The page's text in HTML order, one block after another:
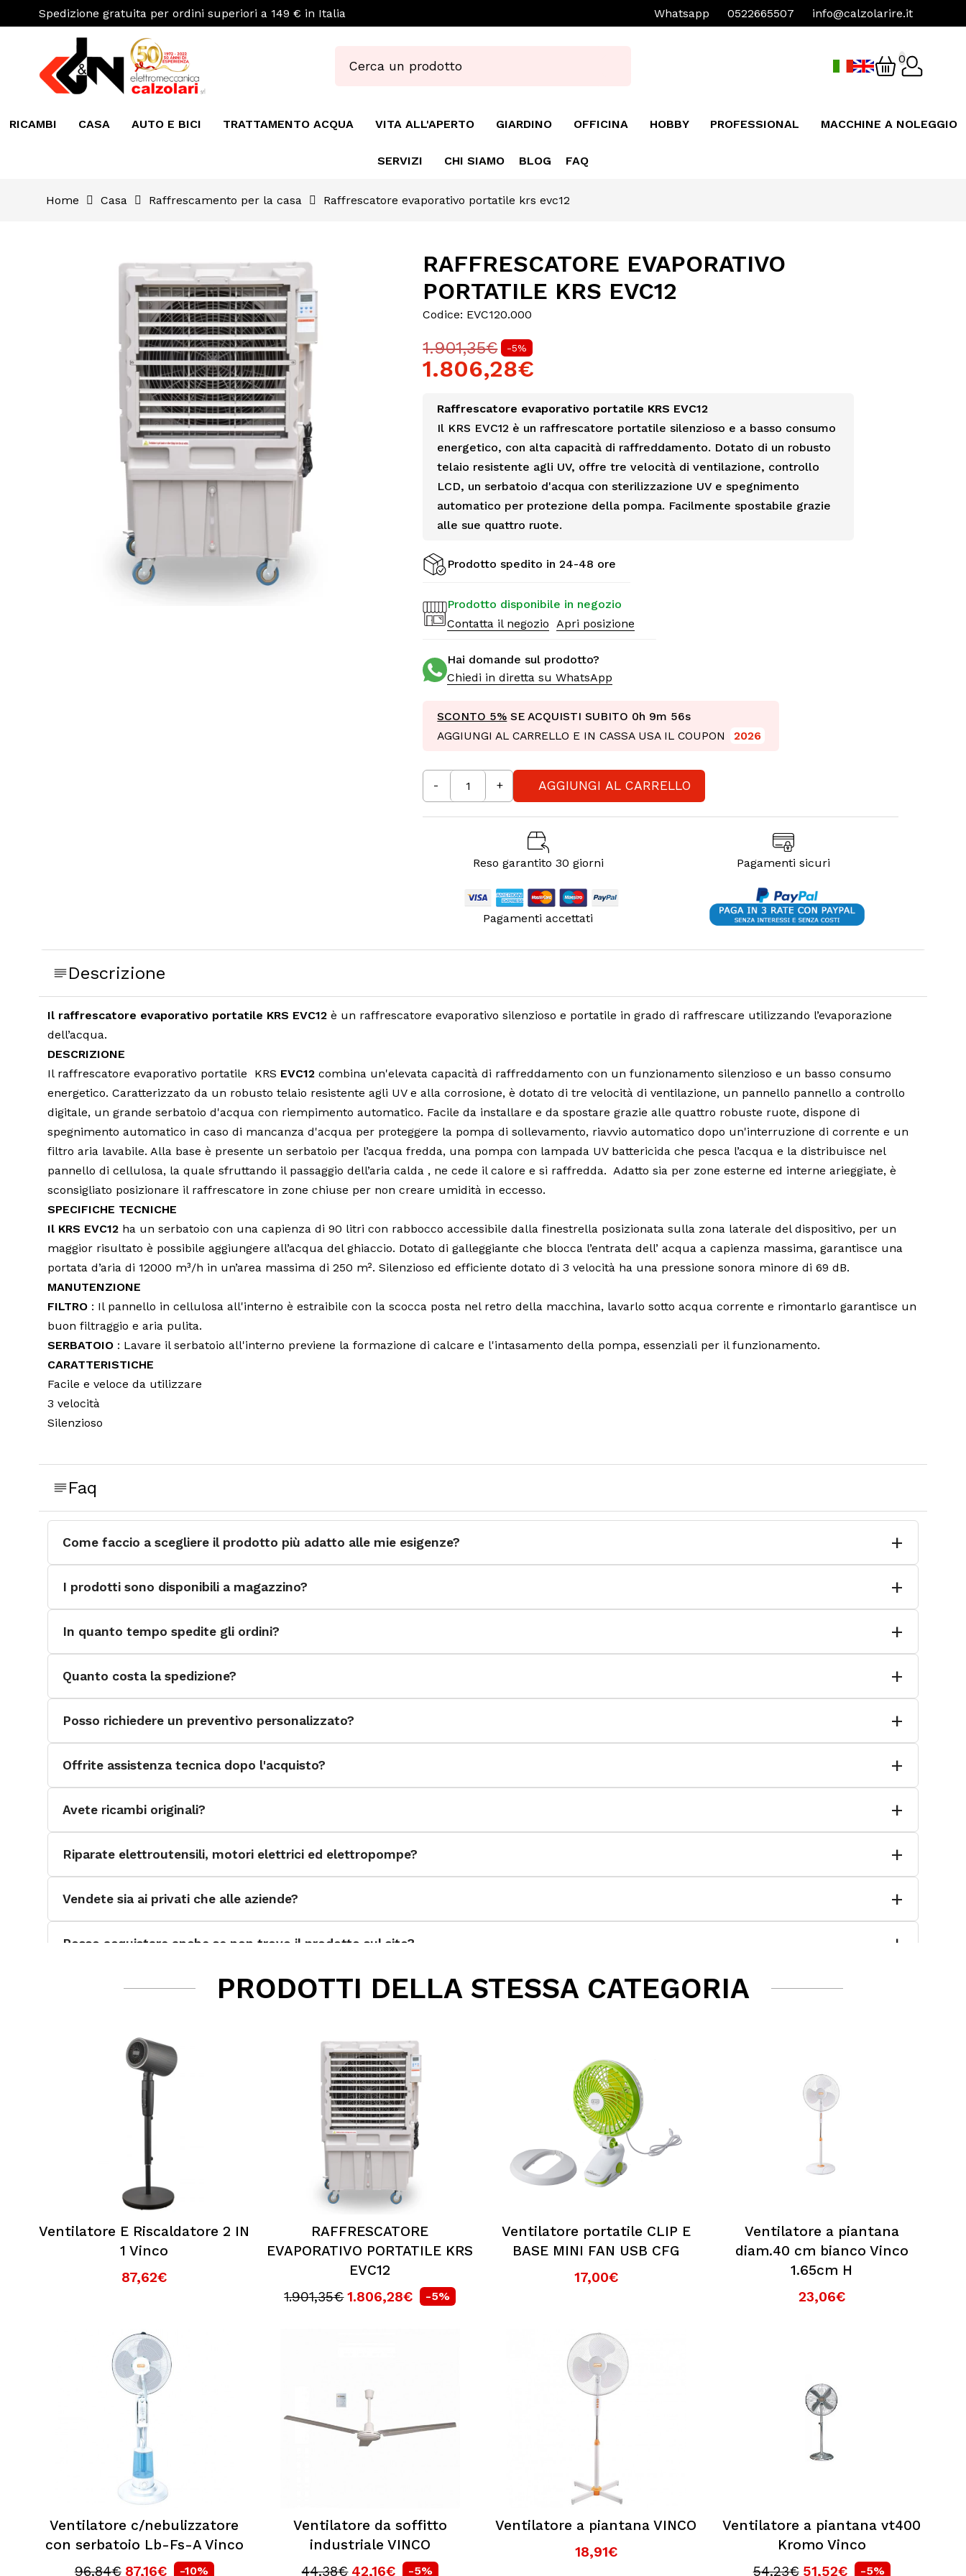
Spedizione gratuita per ordini superiori a 149 € in Italia Whatsapp 0522665507 info@calzolarire.it
0
RICAMBI CASA AUTO E BICI TRATTAMENTO ACQUA VITA ALL'APERTO GIARDINO OFFICINA HOBBY PROFESSIONAL MACCHINE A NOLEGGIO
SERVIZI CHI SIAMO BLOG FAQ
Home Casa Raffrescamento per la casa Raffrescatore evaporativo portatile krs evc12
RAFFRESCATORE EVAPORATIVO
PORTATILE KRS EVC12
Codice: EVC120.000
1.901,35€ -5%
1.806,28€
Raffrescatore evaporativo portatile KRS EVC12
Il KRS EVC12 è un raffrescatore portatile silenzioso e a basso consumo
energetico, con alta capacità di raffreddamento. Dotato di un robusto
telaio resistente agli UV, offre tre velocità di ventilazione, controllo
LCD, un serbatoio d'acqua con sterilizzazione UV e spegnimento
automatico per protezione della pompa. Facilmente spostabile grazie
alle sue quattro ruote.
Prodotto spedito in 24-48 ore
Prodotto disponibile in negozio
Contatta il negozio
Apri posizione
Hai domande sul prodotto?
Chiedi in diretta su WhatsApp
SCONTO 5% SE ACQUISTI SUBITO 0h 9m 55s
AGGIUNGI AL CARRELLO E IN CASSA USA IL COUPON
2026
- + AGGIUNGI AL CARRELLO
Reso garantito 30 giorni Pagamenti sicuri
Pagamenti accettati
Descrizione
Il raffrescatore evaporativo portatile KRS EVC12è un raffrescatore evaporativo silenzioso e portatile in grado di raffrescare utilizzando l’evaporazione
dell’acqua.
DESCRIZIONE
Il raffrescatore evaporativo portatile KRS EVC12combina un'elevata capacità di raffreddamento con un funzionamento silenzioso e un basso consumo
energetico. Caratterizzato da un robusto telaio resistente agli UV e alla corrosione, è dotato di tre velocità di ventilazione, un pannello pannello a controllo
digitale, un grande serbatoio d'acqua con riempimento automatico. Facile da installare e da spostare grazie alle quattro robuste ruote, dispone di
spegnimento automatico in caso di mancanza d'acqua per proteggere la pompa di sollevamento, riavvio automatico dopo un'interruzione di corrente e un
filtro aria lavabile. Alla base è presente un serbatoio per l’acqua fredda, una pompa con lampada UV battericida che pesca l’acqua e la distribuisce nel
pannello di cellulosa, la quale sfruttando il passaggio dell’aria calda , ne cede il calore e si raffredda. Adatto sia per zone esterne ed interne arieggiate, è
sconsigliato posizionare il raffrescatore in zone chiuse per non creare umidità in eccesso.
SPECIFICHE TECNICHE
Il KRS EVC12ha un serbatoio con una capienza di 90 litri con rabbocco accessibile dalla finestrella posizionata sulla zona laterale del dispositivo, per un
maggior risultato è possibile aggiungere all’acqua del ghiaccio. Dotato di galleggiante che blocca l’entrata dell’ acqua a capienza massima, garantisce una
portata d’aria di 12000 m³/h in un’area massima di 250 m². Silenzioso ed efficiente dotato di 3 velocità ha una pressione sonora minore di 69 dB.
MANUTENZIONE
FILTRO: Il pannello in cellulosa all'interno è estraibile con la scocca posta nel retro della macchina, lavarlo sotto acqua corrente e rimontarlo garantisce un
buon filtraggio e aria pulita.
SERBATOIO: Lavare il serbatoio all'interno previene la formazione di calcare e l'intasamento della pompa, essenziali per il funzionamento.
CARATTERISTICHE
Facile e veloce da utilizzare
3 velocità
Silenzioso
Mobile
Bassissimo consumo energetico
Alta capacità di raffreddamento
Telaio resistente agli UV
Plug and Play
Riavvio automatico
lampada UV battericida
Caratteristiche tecniche
PORTATA D'ARIA 12000 m³/h
SUPERFICE COPERTA 250 m².
SCHERMO SI
CAPACITA' SERBATOIO 90 l
LIVELLO PRESSIONE SONORA <69 dB
Larghezza 925 mm
Altezza 1430 mm
Profondità 580 mm
Faq
Come faccio a scegliere il prodotto più adatto alle mie esigenze?
I prodotti sono disponibili a magazzino?
In quanto tempo spedite gli ordini?
Quanto costa la spedizione?
Posso richiedere un preventivo personalizzato?
Offrite assistenza tecnica dopo l'acquisto?
Avete ricambi originali?
Riparate elettroutensili, motori elettrici ed elettropompe?
Vendete sia ai privati che alle aziende?
Posso acquistare anche se non trovo il prodotto sul sito?
Quali categorie di prodotti trattate?
È possibile effettuare il reso?
Posso contattarvi prima dell'acquisto?
Perché scegliere Elettromeccanica Calzolari?
PRODOTTI DELLA STESSA CATEGORIA
Ventilatore E Riscaldatore 2 IN
1 Vinco
87,62€
RAFFRESCATORE
EVAPORATIVO PORTATILE KRS
EVC12
1.901,35€ 1.806,28€ -5%
Ventilatore portatile CLIP E
BASE MINI FAN USB CFG
17,00€
Ventilatore a piantana
diam.40 cm bianco Vinco
1.65cm H
23,06€
Ventilatore c/nebulizzatore
con serbatoio Lb-Fs-A Vinco
96,84€ 87,16€ -10%
Ventilatore da soffitto
industriale VINCO
44,38€ 42,16€ -5%
Ventilatore a piantana VINCO
18,91€
Ventilatore a piantana vt400
Kromo Vinco
54,23€ 51,52€ -5%